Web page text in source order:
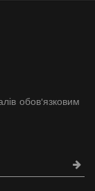
обов'язковим